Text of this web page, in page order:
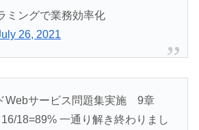
ミングで業務効率化
26, 2021
Webサービス問題集実施 9章
18=89% 一通り解き終わりまし